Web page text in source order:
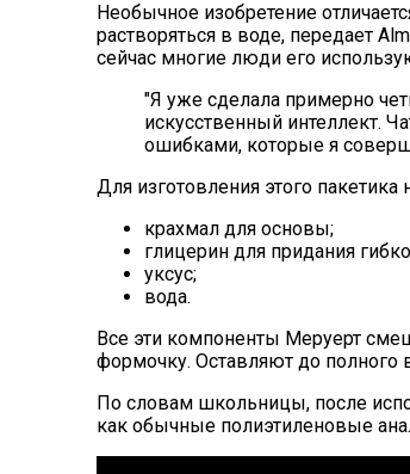
Необычное изобретение
растворяться в воде, передает
сейчас многие люди его
"Я уже сделала примерно
искусственный интеллект.
ошибками, которые я
Для изготовления этого
крахмал для основы;
глицерин для придания
уксус;
вода.
Все эти компоненты Меруерт
формочку. Оставляют до полного
По словам школьницы, после
как обычные полиэтиленовые